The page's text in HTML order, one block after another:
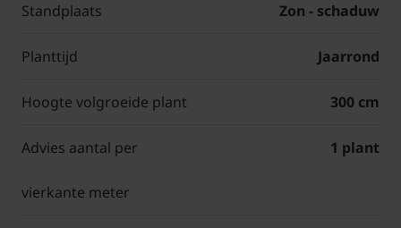
Standplaats Zon - schaduw
Planttijd Jaarrond
Hoogte volgroeide plant 300 cm
Advies aantal per
vierkante meter
1 plant